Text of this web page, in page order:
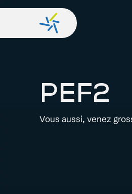
PEF2
Vous aussi, venez